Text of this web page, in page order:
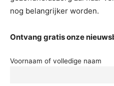
nog belangrijker worden.
Ontvang gratis onze
Voornaam of volledige naam